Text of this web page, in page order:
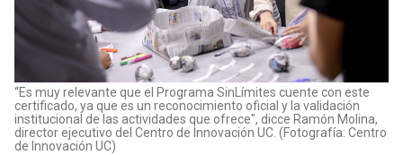
“Es muy relevante que el Programa SinLímites cuente con este
certificado, ya que es un reconocimiento oficial y la validación
institucional de las actividades que ofrece", dicce Ramón Molina,
director ejecutivo del Centro de Innovación UC. (Fotografía: Centro
de Innovación UC)